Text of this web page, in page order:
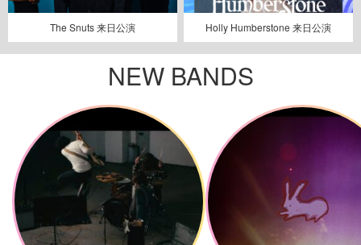
The Snuts 来日公演 Holly Humberstone 来日公演
NEW BANDS